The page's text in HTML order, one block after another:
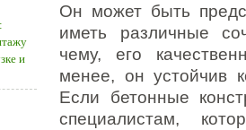
и
Он может быть
иметь различные
чему, его
менее, он устойчив
Если бетонные
специалистам,